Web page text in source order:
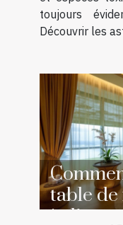
toujours
Découvrir les
table de
à